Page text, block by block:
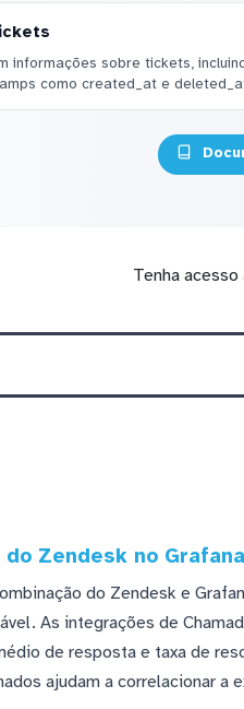
informações sobre tickets,
como created_at e
Tenha
do Zendesk no
do Zendesk e
As integrações de
de resposta e taxa de
ajudam a correlacionar